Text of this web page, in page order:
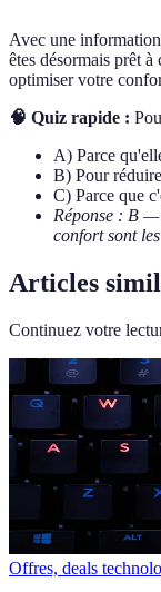
Avec une
êtes désormais prêt
optimiser votre
🧠 Quiz rapide :
A) Parce
B) Pour
C) Parce que
Réponse : B
confort sont
Articles
Continuez votre
Offres, deals